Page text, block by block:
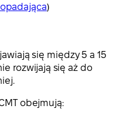
)
się między 5 a 15
rozwijają się aż do
obejmują: